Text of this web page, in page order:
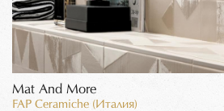
Mat And More
FAP Ceramiche (Италия)